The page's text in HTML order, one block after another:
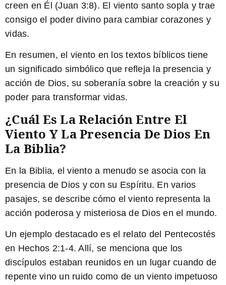
creen en Él (Juan 3:8). El viento santo sopla y trae
consigo el poder divino para cambiar corazones y
vidas.
En resumen, el viento en los textos bíblicos tiene
un significado simbólico que refleja la presencia y
acción de Dios, su soberanía sobre la creación y su
poder para transformar vidas.
¿Cuál Es La Relación Entre El
Viento Y La Presencia De Dios En
La Biblia?
En la Biblia, el viento a menudo se asocia con la
presencia de Dios y con su Espíritu. En varios
pasajes, se describe cómo el viento representa la
acción poderosa y misteriosa de Dios en el mundo.
Un ejemplo destacado es el relato del Pentecostés
en Hechos 2:1-4. Allí, se menciona que los
discípulos estaban reunidos en un lugar cuando de
repente vino un ruido como de un viento impetuoso